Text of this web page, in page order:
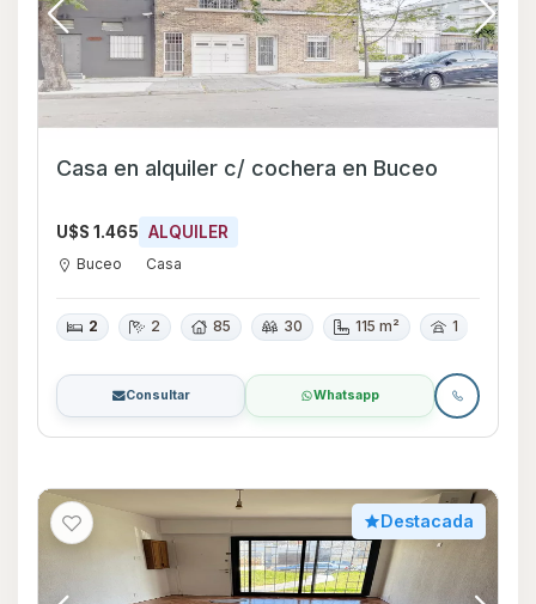
Casa en alquiler c/ cochera en Buceo
U$S 1.465 ALQUILER
Buceo Casa
2 2 85 30 115 m² 1
Consultar Whatsapp
Destacada